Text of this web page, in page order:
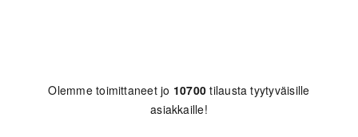
Olemme toimittaneet jo 10700 tilausta tyytyväisille
asiakkaille!